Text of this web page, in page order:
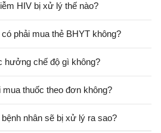
HIV bị xử lý thế nào?
phải mua thẻ BHYT không?
hưởng chế độ gì không?
thuốc theo đơn không?
nhân sẽ bị xử lý ra sao?